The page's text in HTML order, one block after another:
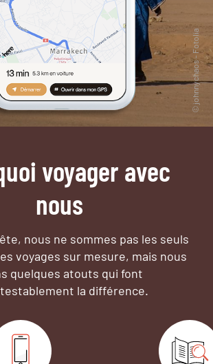
voyager avec
nous
nous ne sommes pas les seuls
voyages sur mesure, mais nous
quelques atouts qui font
la différence.